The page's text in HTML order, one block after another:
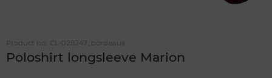
Product no.: CL-028247_bordeaux
Poloshirt longsleeve Marion